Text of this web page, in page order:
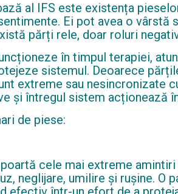
al IFS este existența
Ei pot avea o
părți rele, doar roluri
în timpul terapiei,
sistemul. Deoarece
extreme sau nesincronizate
și întregul sistem acționează
de piese:
cele mai extreme
neglijare, umilire și rușine.